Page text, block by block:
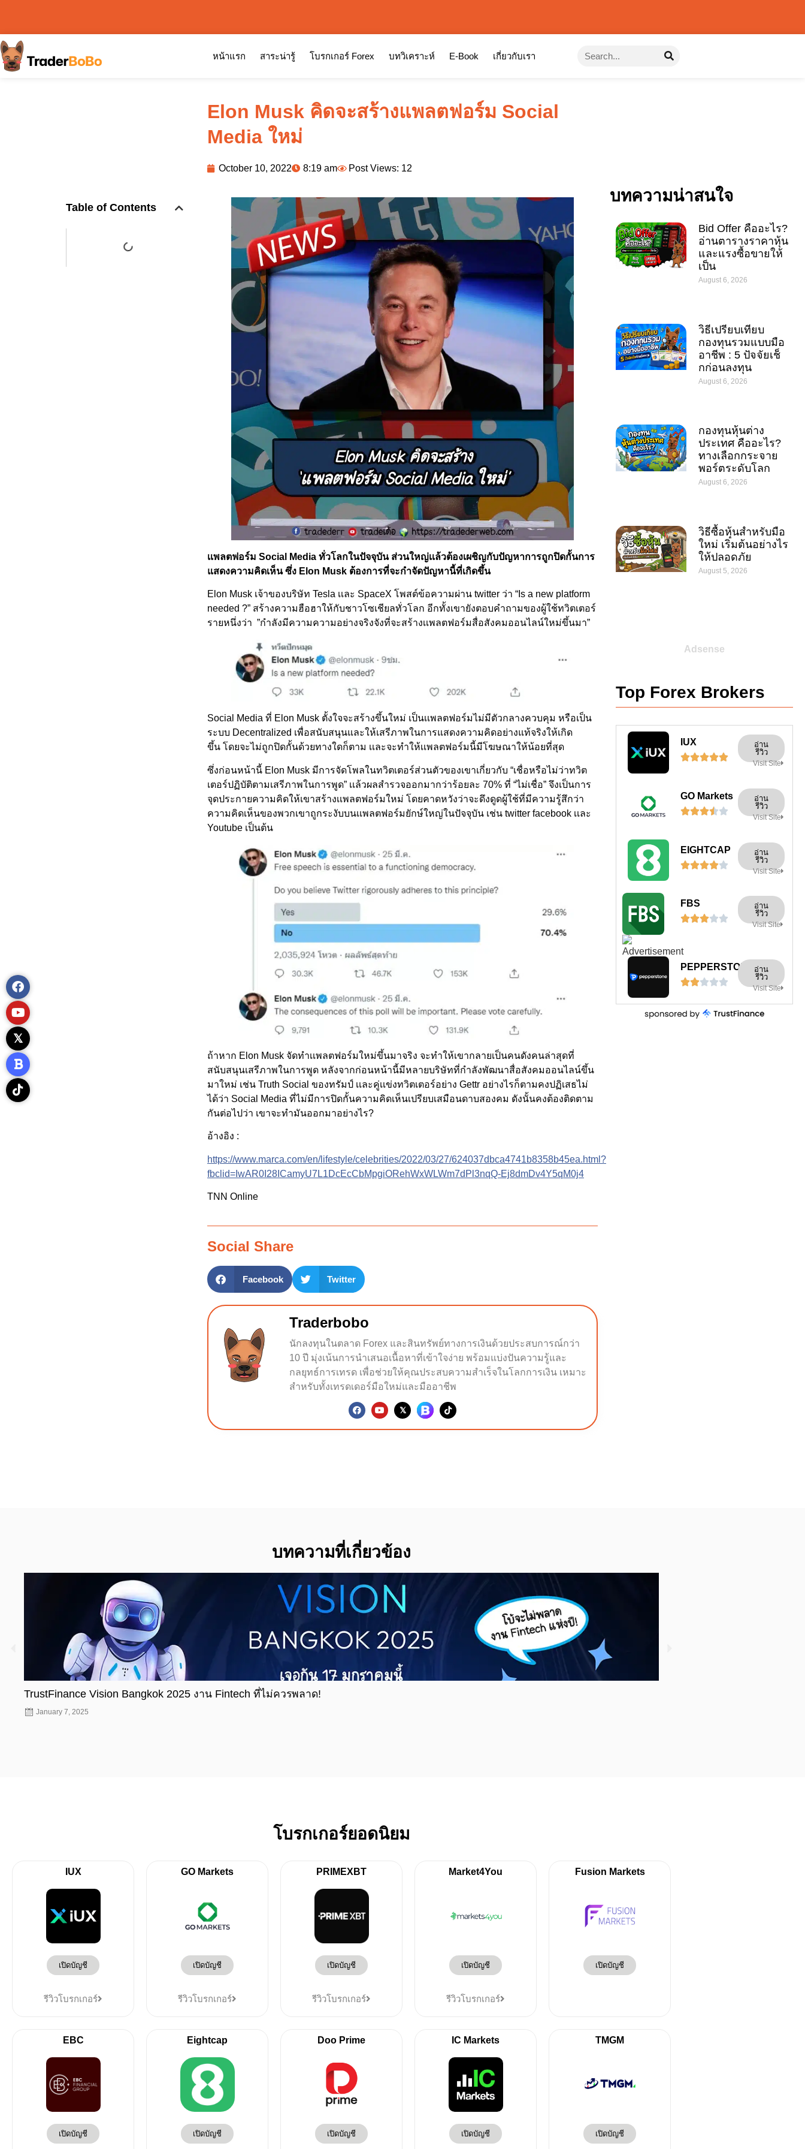
หน้าแรก สาระน่ารู้ โบรกเกอร์ Forex บทวิเคราะห์ E-Book เกี่ยวกับเรา
Elon Musk คิดจะสร้างแพลตฟอร์ม Social
Media ใหม่
October 10, 2022 8:19 am Post Views: 12
Table of Contents
เเพลตฟอร์ม Social Media ทั่วโลกในปัจจุบัน ส่วนใหญ่เเล้วต้องเผชิญกับปัญหาการถูกปิดกั้นการ
แสดงความคิดเห็น ซึ่ง Elon Musk ต้องการที่จะกำจัดปัญหานี้ที่เกิดขึ้น
Elon Musk เจ้าของบริษัท Tesla เเละ SpaceX โพสต์ข้อความผ่าน twitter ว่า “Is a new platform
needed ?” สร้างความฮือฮาให้กับชาวโซเชียลทั่วโลก อีกทั้งเขายังตอบคำถามของผู้ใช้ทวิตเตอร์
รายหนึ่งว่า ”กำลังมีความความอย่างจริงจังที่จะสร้างเเพลตฟอร์มสื่อสังคมออนไลน์ใหม่ขึ้นมา”
Social Media ที่ Elon Musk ตั้งใจจะสร้างขึ้นใหม่ เป็นเเพลตฟอร์มไม่มีตัวกลางควบคุม หรือเป็น
ระบบ Decentralized เพื่อสนับสนุนและให้เสรีภาพในการแสดงความคิดอย่างแท้จริงให้เกิด
ขึ้น โดยจะไม่ถูกปิดกั้นด้วยทางใดก็ตาม เเละจะทำให้เเพลตฟอร์มนี้มีโฆษณาให้น้อยที่สุด
ซึ่งก่อนหน้านี้ Elon Musk มีการจัดโพลในทวิตเตอร์ส่วนตัวของเขาเกี่ยวกับ “เชื่อหรือไม่ว่าทวิต
เตอร์ปฏิบัติตามเสรีภาพในการพูด” เเล้วผลสำรวจออกมากว่าร้อยละ 70% ที่ “ไม่เชื่อ” จึงเป็นการ
จุดประกายความคิดให้เขาสร้างเเพลตฟอร์มใหม่ โดยคาดหวังว่าจะดึงดูดผู้ใช้ที่มีความรู้สึกว่า
ความคิดเห็นของพวกเขาถูกระงับบนเเพลตฟอร์มยักษ์ใหญ่ในปัจจุบัน เช่น twitter facebook เเละ
Youtube เป็นต้น
ถ้าหาก Elon Musk จัดทำเเพลตฟอร์มใหม่ขึ้นมาจริง จะทำให้เขากลายเป็นคนดังคนล่าสุดที่
สนับสนุนเสรีภาพในการพูด หลังจากก่อนหน้านี้มีหลายบริษัทที่กำลังพัฒนาสื่อสังคมออนไลน์ขึ้น
มาใหม่ เช่น Truth Social ของทรัมป์ เเละคู่เเข่งทวิตเตอร์อย่าง Gettr อย่างไรก็ตามคงปฏิเสธไม่
ได้ว่า Social Media ที่ไม่มีการปิดกั้นความคิดเห็นเปรียบเสมือนดาบสองคม ดังนั้นคงต้องติดตาม
กันต่อไปว่า เขาจะทำมันออกมาอย่างไร?
อ้างอิง :
https://www.marca.com/en/lifestyle/celebrities/2022/03/27/624037dbca4741b8358b45ea.html?
fbclid=IwAR0I28ICamyU7L1DcEcCbMpgiORehWxWLWm7dPl3nqQ-Ej8dmDv4Y5qM0j4
TNN Online
Social Share
Facebook Twitter
Traderbobo
นักลงทุนในตลาด Forex และสินทรัพย์ทางการเงินด้วยประสบการณ์กว่า
10 ปี มุ่งเน้นการนำเสนอเนื้อหาที่เข้าใจง่าย พร้อมแบ่งปันความรู้และ
กลยุทธ์การเทรด เพื่อช่วยให้คุณประสบความสำเร็จในโลกการเงิน เหมาะ
สำหรับทั้งเทรดเดอร์มือใหม่และมืออาชีพ
บทความน่าสนใจ
Bid Offer คืออะไร?
อ่านตารางราคาหุ้น
และแรงซื้อขายให้
เป็น
August 6, 2026
วิธีเปรียบเทียบ
กองทุนรวมแบบมือ
อาชีพ : 5 ปัจจัยเช็
กก่อนลงทุน
August 6, 2026
กองทุนหุ้นต่าง
ประเทศ คืออะไร?
ทางเลือกกระจาย
พอร์ตระดับโลก
August 6, 2026
วิธีซื้อหุ้นสำหรับมือ
ใหม่ เริ่มต้นอย่างไร
ให้ปลอดภัย
August 5, 2026
Adsense
Top Forex Brokers
IUX

อ่าน
รีวิว
Visit Site
GO Markets

อ่าน
รีวิว
Visit Site
EIGHTCAP

อ่าน
รีวิว
Visit Site
FBS

อ่าน
รีวิว
Visit Site
PEPPERSTONE

อ่าน
รีวิว
Visit Site
บทความที่เกี่ยวข้อง
TrustFinance Vision Bangkok 2025 งาน Fintech ที่ไม่ควรพลาด!
January 7, 2025
โบรกเกอร์ยอดนิยม
IUX
เปิดบัญชี
รีวิวโบรกเกอร์
GO Markets
เปิดบัญชี
รีวิวโบรกเกอร์
PRIMEXBT
เปิดบัญชี
รีวิวโบรกเกอร์
Market4You
เปิดบัญชี
รีวิวโบรกเกอร์
Fusion Markets
เปิดบัญชี
EBC
เปิดบัญชี
Eightcap
เปิดบัญชี
Doo Prime
เปิดบัญชี
IC Markets
เปิดบัญชี
TMGM
เปิดบัญชี